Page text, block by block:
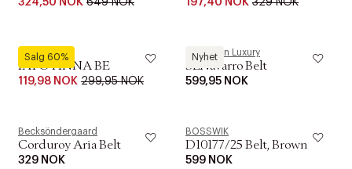
324,50 NOK 649 NOK 197,40 NOK 329 NOK
Salg 60%
ICHI
IATOTINNA BE
119,98 NOK 299,95 NOK
Nyhet
Soaked in Luxury
SLNavarro Belt
599,95 NOK
Becksöndergaard
Corduroy Aria Belt
329 NOK
BOSSWIK
D10177/25 Belt, Brown
599 NOK